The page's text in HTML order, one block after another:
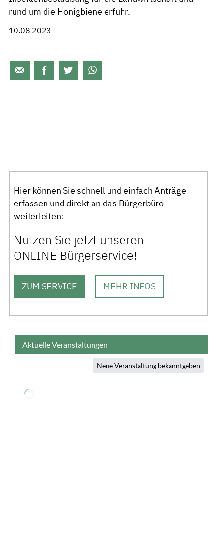
rund um die Honigbiene erfuhr.
10.08.2023
   
Hier können Sie schnell und einfach Anträge
erfassen und direkt an das Bürgerbüro
weiterleiten:
Nutzen Sie jetzt unseren
ONLINE Bürgerservice!
ZUM SERVICE MEHR INFOS